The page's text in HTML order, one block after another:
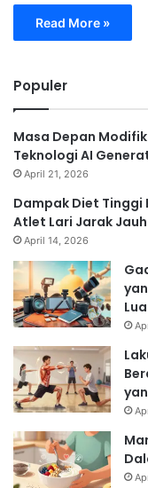
Read More »
Populer
Masa Depan
Teknologi AI
April 21, 2026
Dampak Diet
Atlet Lari Jarak Jauh
April 14, 2026